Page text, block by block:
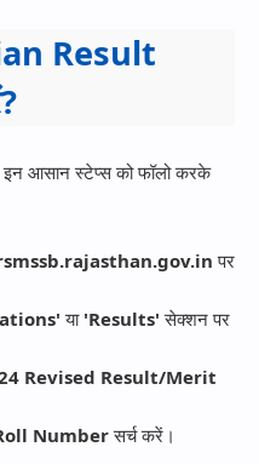
Result
इन आसान स्टेप्स को फॉलो करके
पर
या 'Results' सेक्शन पर
Revised Result/Merit
Numberसर्च करें।